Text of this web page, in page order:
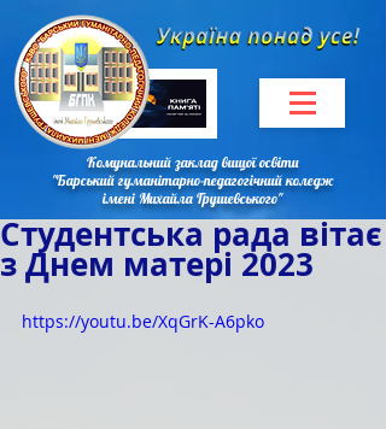
Комунальний заклад вищої освіти
"Барський гуманітарно-педагогічний коледж
імені Михайла Грушевського"
Студентська рада вітає
з Днем матері 2023
https://youtu.be/XqGrK-A6pko